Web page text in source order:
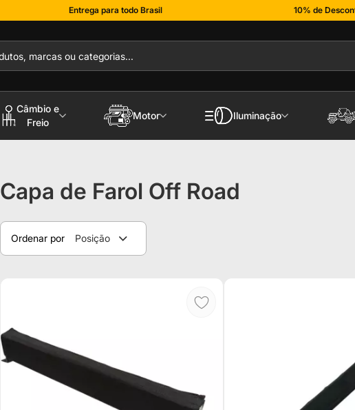
Entrega para todo Brasil 10% de
Câmbio e
Freio
Motor Iluminação
Capa de Farol Off Road
Ordenar por Posição